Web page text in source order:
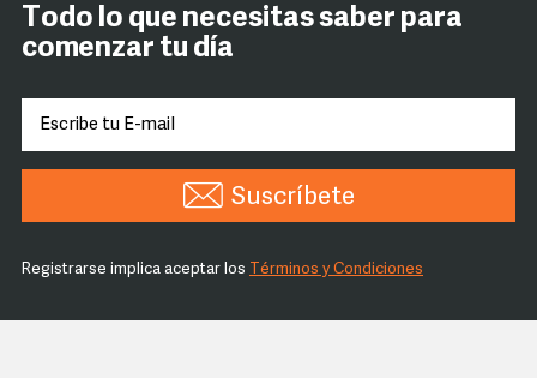
Todo lo que necesitas saber para
comenzar tu día
Suscríbete
Registrarse implica aceptar los Términos y Condiciones